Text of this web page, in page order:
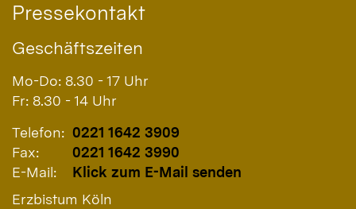
Pressekontakt
Geschäftszeiten
Mo-Do: 8.30 - 17 Uhr
Fr: 8.30 - 14 Uhr
Telefon: 0221 1642 3909
Fax:
0221 1642 3990
E-Mail:
Klick zum E-Mail senden
Erzbistum Köln